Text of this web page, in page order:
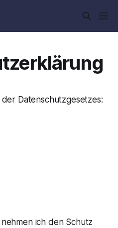
Datenschutzgesetzes:
ich den Schutz